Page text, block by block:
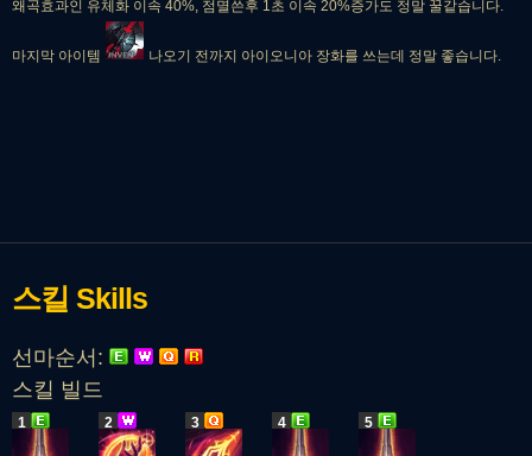
왜곡효과인 유체화 이속 40%, 점멸쓴후 1초 이속 20%증가도 정말 꿀같습니다.
마지막 아이템 나오기 전까지 아이오니아 장화를 쓰는데 정말 좋습니다.
스킬 Skills
선마순서:
스킬 빌드
1 2 3 4 5